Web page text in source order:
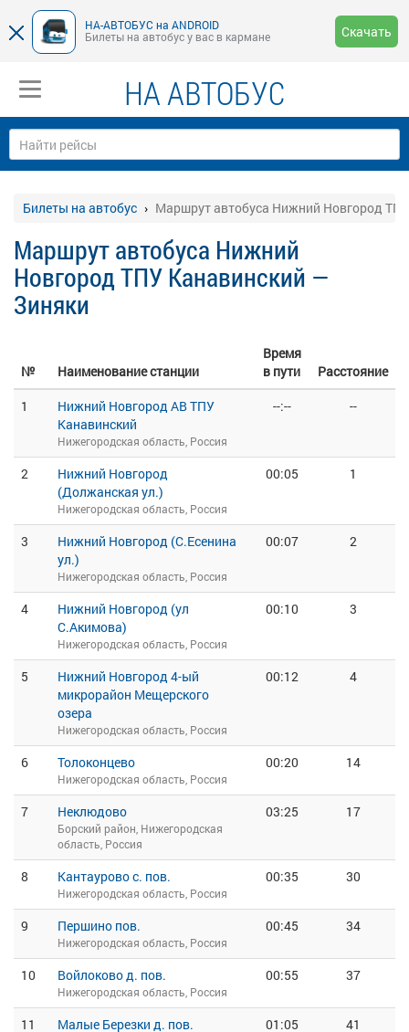
НА-АВТОБУС на ANDROID
Билеты на автобус у вас в кармане
Скачать
НА АВТОБУС
Билеты на автобус Маршрут автобуса Нижний Новгород
Маршрут автобуса Нижний
Новгород ТПУ Канавинский —
Зиняки
№ Наименование станции
Время
в пути
Расстояние
1
Нижний Новгород АВ ТПУ
Канавинский
Нижегородская область, Россия
--:-- --
2
Нижний Новгород
(Должанская ул.)
Нижегородская область, Россия
00:05 1
3
Нижний Новгород (С.Есенина
ул.)
Нижегородская область, Россия
00:07 2
4
Нижний Новгород (ул
С.Акимова)
Нижегородская область, Россия
00:10 3
5
Нижний Новгород 4-ый
микрорайон Мещерского
озера
Нижегородская область, Россия
00:12 4
6 Толоконцево
Нижегородская область, Россия
00:20 14
7 Неклюдово
Борский район, Нижегородская
область, Россия
03:25 17
8 Кантаурово с. пов.
Нижегородская область, Россия
00:35 30
9 Першино пов.
Нижегородская область, Россия
00:45 34
10 Войлоково д. пов.
Нижегородская область, Россия
00:55 37
11 Малые Березки д. пов. 01:05 41